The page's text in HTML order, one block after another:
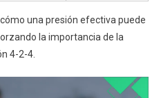
una presión efectiva puede
la importancia de la
4-2-4.